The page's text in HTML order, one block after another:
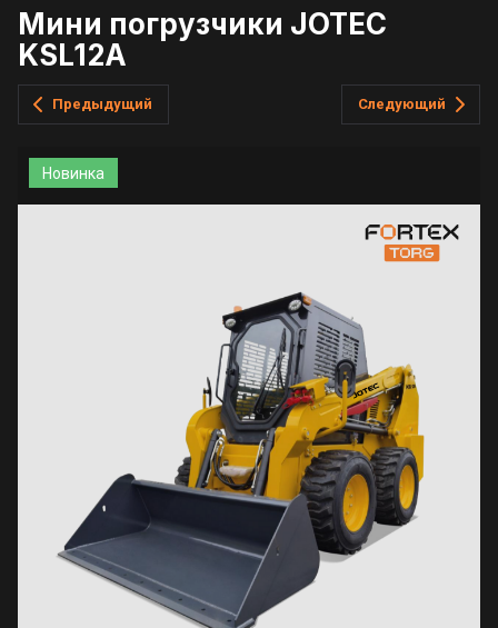
Мини погрузчики JOTEC
KSL12A
Предыдущий Следующий
Новинка